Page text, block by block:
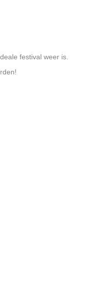
festival weer is.